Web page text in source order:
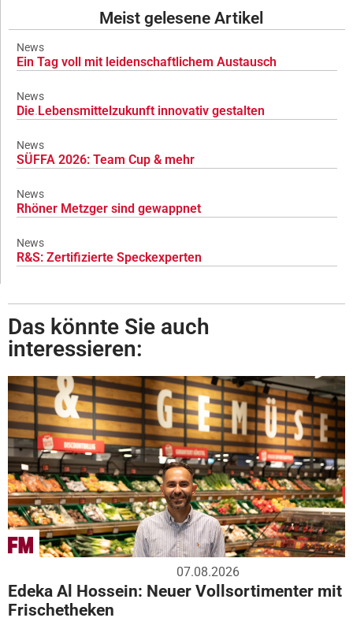
Meist gelesene Artikel
News
Ein Tag voll mit leidenschaftlichem Austausch
News
Die Lebensmittelzukunft innovativ gestalten
News
SÜFFA 2026: Team Cup & mehr
News
Rhöner Metzger sind gewappnet
News
R&S: Zertifizierte Speckexperten
Das könnte Sie auch
interessieren:
07.08.2026
Edeka Al Hossein: Neuer Vollsortimenter mit
Frischetheken